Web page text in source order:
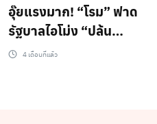
อุ๊ยแรงมาก! “โรม” ฟาด
รัฐบาลไอโม่ง “ปล้น
ประชาชน” ชี้วิกฤตน้ำมัน
4 เดือนที่แล้ว